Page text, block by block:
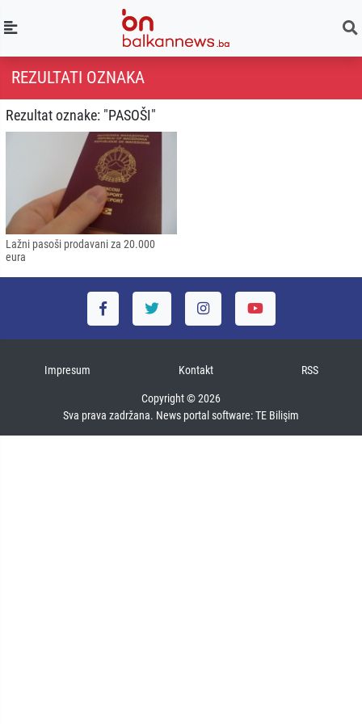
REZULTATI OZNAKA
Rezultat oznake: "PASOŠI"
Lažni pasoši prodavani za 20.000
eura
Impresum Kontakt RSS
Copyright © 2026
Sva prava zadržana. News portal software:TE Bilişim